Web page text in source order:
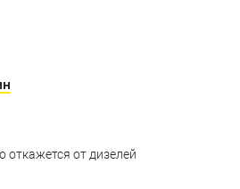
– не только Volvo и Saab
откажется от дизелей